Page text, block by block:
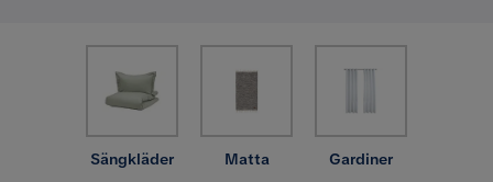
Sängkläder Matta Gardiner